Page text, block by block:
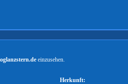
einzusehen.
Herkunft: